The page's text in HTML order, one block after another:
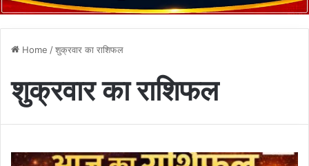
Home /शुक्रवार का राशिफल
शुक्रवार का राशिफल